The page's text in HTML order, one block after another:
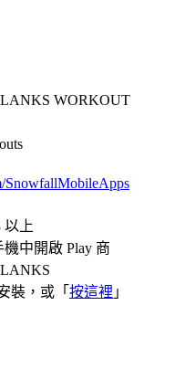
WORKOUT
SnowfallMobileApps
以上
中開啟 Play 商
裝，或「 按這裡 」